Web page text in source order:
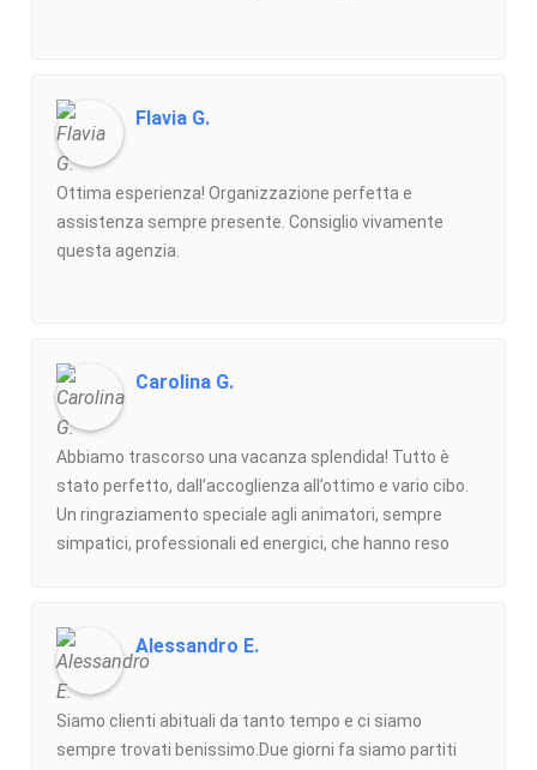
Flavia G.
Ottima esperienza! Organizzazione perfetta e
assistenza sempre presente. Consiglio vivamente
questa agenzia.
Carolina G.
Abbiamo trascorso una vacanza splendida! Tutto è
stato perfetto, dall’accoglienza all’ottimo e vario cibo.
Un ringraziamento speciale agli animatori, sempre
simpatici, professionali ed energici, che hanno reso
bellissimi ricordi. Consigliatissimo per relax e
divertimento, torneremo sicuramente!
Alessandro E.
Siamo clienti abituali da tanto tempo e ci siamo
sempre trovati benissimo.Due giorni fa siamo partiti